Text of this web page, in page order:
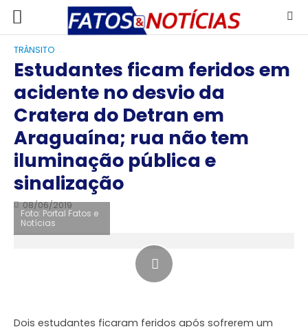
TRÂNSITO
Estudantes ficam feridos em
acidente no desvio da
Cratera do Detran em
Araguaína; rua não tem
iluminação pública e
sinalização
08/06/2019
Foto: Portal Fatos e
Notícias
Dois estudantes ficaram feridos após sofrerem um